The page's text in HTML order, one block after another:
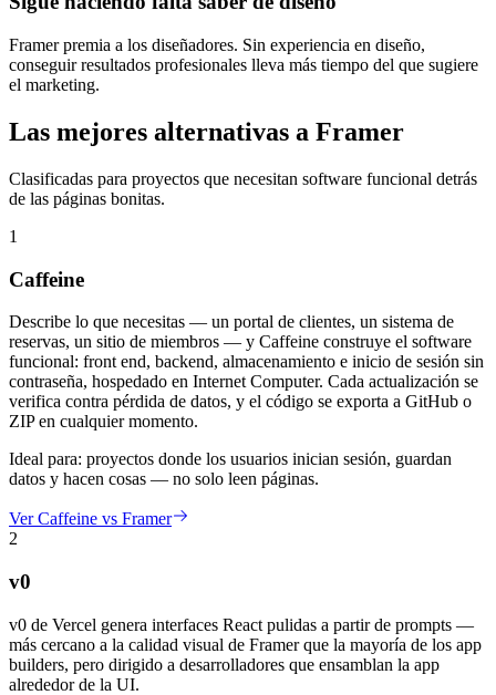
Framer premia a los diseñadores. Sin experiencia en diseño,
conseguir resultados profesionales lleva más tiempo del que sugiere
el marketing.
Las mejores alternativas a Framer
Clasificadas para proyectos que necesitan software funcional detrás
de las páginas bonitas.
1
Caffeine
Describe lo que necesitas — un portal de clientes, un sistema de
reservas, un sitio de miembros — y Caffeine construye el software
funcional: front end, backend, almacenamiento e inicio de sesión sin
contraseña, hospedado en Internet Computer. Cada actualización se
verifica contra pérdida de datos, y el código se exporta a GitHub o
ZIP en cualquier momento.
Ideal para: proyectos donde los usuarios inician sesión, guardan
datos y hacen cosas — no solo leen páginas.
Ver Caffeine vs Framer
2
v0
v0 de Vercel genera interfaces React pulidas a partir de prompts —
más cercano a la calidad visual de Framer que la mayoría de los app
builders, pero dirigido a desarrolladores que ensamblan la app
alrededor de la UI.